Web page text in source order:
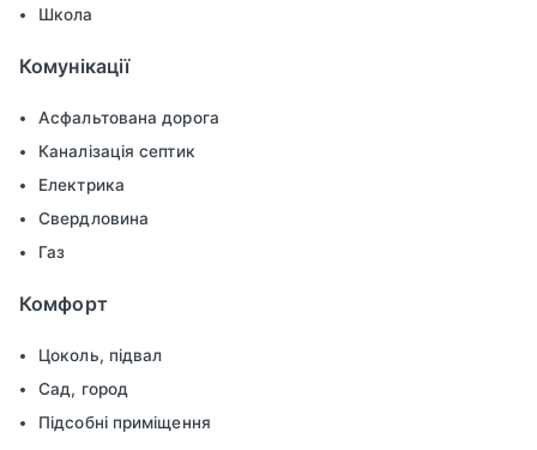
Школа
Комунікації
Асфальтована дорога
Каналізація септик
Електрика
Свердловина
Газ
Комфорт
Цоколь, підвал
Сад, город
Підсобні приміщення